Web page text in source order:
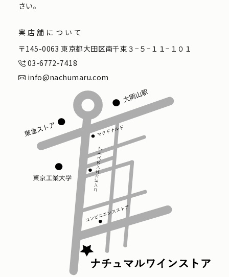
さい。
実店舗について
〒145-0063 東京都大田区南千束３−５−１１−１０１
03-6772-7418
info@nachumaru.com